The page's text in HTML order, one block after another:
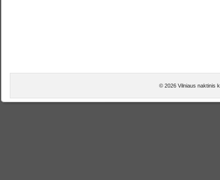
© 2026 Vilniaus naktinis